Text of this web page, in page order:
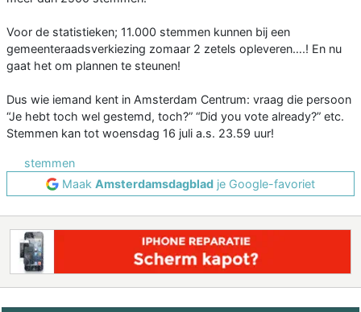
Voor de statistieken; 11.000 stemmen kunnen bij een
gemeenteraadsverkiezing zomaar 2 zetels opleveren….! En nu
gaat het om plannen te steunen!
Dus wie iemand kent in Amsterdam Centrum: vraag die persoon
“Je hebt toch wel gestemd, toch?” “Did you vote already?” etc.
Stemmen kan tot woensdag 16 juli a.s. 23.59 uur!
stemmen
Maak Amsterdamsdagblad je Google-favoriet